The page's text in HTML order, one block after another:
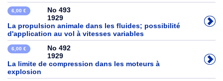
6,00 €
No 493
1929
La propulsion animale dans les fluides; possibilité
d'application au vol à vitesses variables
6,00 €
No 492
1929
La limite de compression dans les moteurs à
explosion